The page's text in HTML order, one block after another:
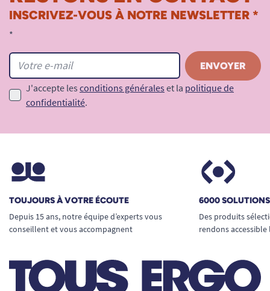
INSCRIVEZ-VOUS À NOTRE NEWSLETTER *
*
J'accepte les conditions générales et la politique de
confidentialité.
TOUJOURS À VOTRE ÉCOUTE
Depuis 15 ans, notre équipe d’experts vous
conseillent et vous accompagnent
6000
Des produits
rendons